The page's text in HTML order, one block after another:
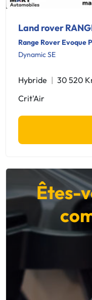
Land rover
Range Rover Evoque
Dynamic SE
Hybride 30 520
Crit'Air
Êtes-